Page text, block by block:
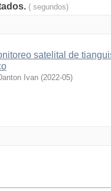
( segundos)
satelital de
Ivan (2022-05)